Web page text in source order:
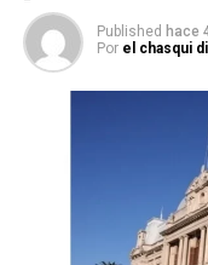
Published hace
Por el chasqui